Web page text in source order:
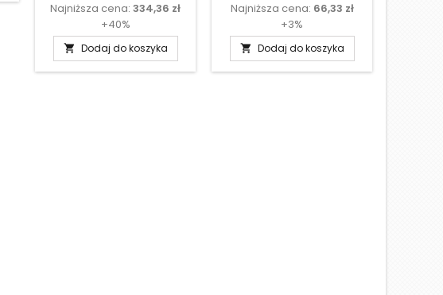
podstawowa
Najniższa cena: 334,36 zł
+40%
 Dodaj do koszyka
podstawowa
Najniższa cena: 66,33 zł
+3%
 Dodaj do koszyka